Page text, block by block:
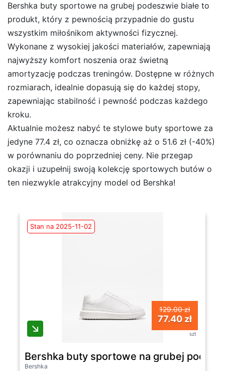
Bershka buty sportowe na grubej podeszwie białe to
produkt, który z pewnością przypadnie do gustu
wszystkim miłośnikom aktywności fizycznej.
Wykonane z wysokiej jakości materiałów, zapewniają
najwyższy komfort noszenia oraz świetną
amortyzację podczas treningów. Dostępne w różnych
rozmiarach, idealnie dopasują się do każdej stopy,
zapewniając stabilność i pewność podczas każdego
kroku.
Aktualnie możesz nabyć te stylowe buty sportowe za
jedyne 77.4 zł, co oznacza obniżkę aż o 51.6 zł (-40%)
w porównaniu do poprzedniej ceny. Nie przegap
okazji i uzupełnij swoją kolekcję sportowych butów o
ten niezwykle atrakcyjny model od Bershka!
Stan na 2025-11-02
129.00 zł
77.40 zł
szt
Bershka buty sportowe na grubej
Bershka